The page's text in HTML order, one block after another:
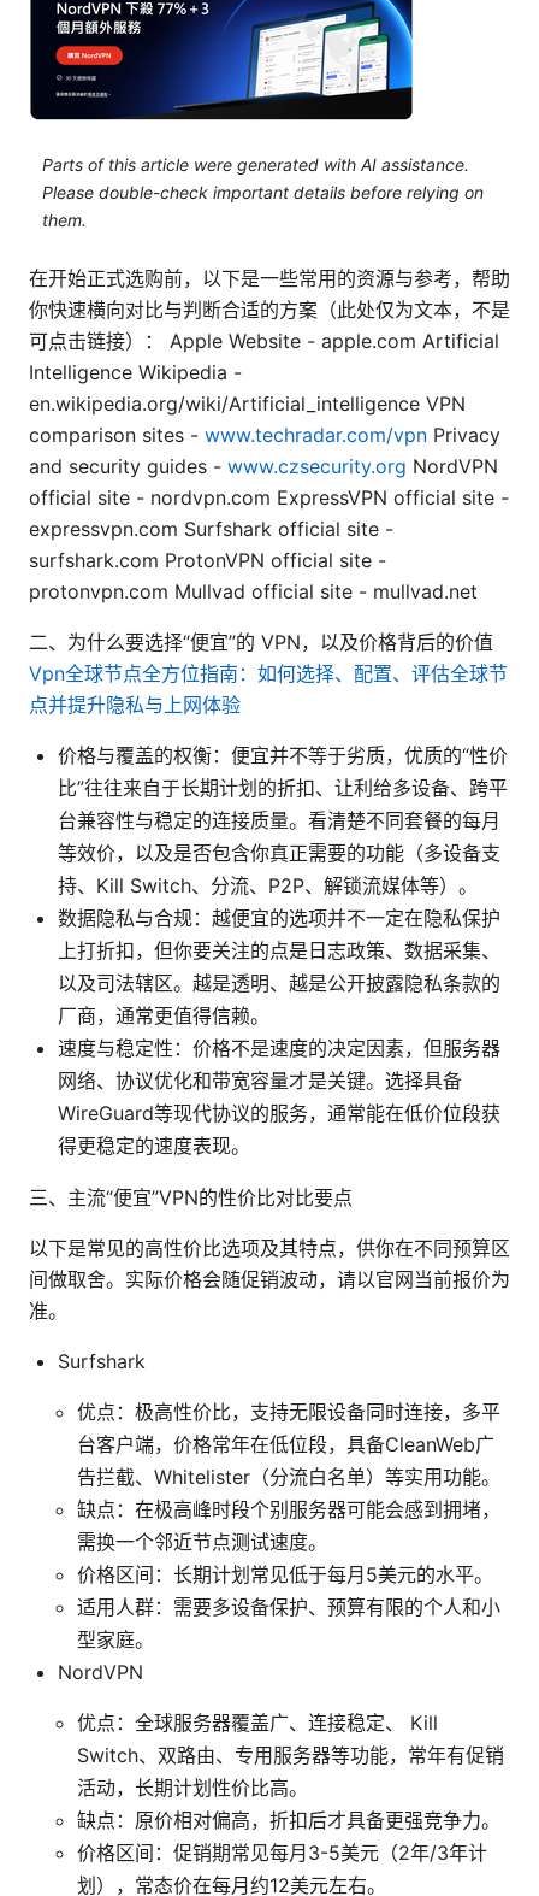
Parts of this article were generated with AI assistance.
Please double-check important details before relying on
them.
在开始正式选购前，以下是一些常用的资源与参考，帮助
你快速横向对比与判断合适的方案（此处仅为文本，不是
可点击链接）： Apple Website - apple.com Artificial
Intelligence Wikipedia -
en.wikipedia.org/wiki/Artificial_intelligence VPN
comparison sites - www.techradar.com/vpn Privacy
and security guides - www.czsecurity.org NordVPN
official site - nordvpn.com ExpressVPN official site -
expressvpn.com Surfshark official site -
surfshark.com ProtonVPN official site -
protonvpn.com Mullvad official site - mullvad.net
二、为什么要选择“便宜”的 VPN，以及价格背后的价值
Vpn全球节点全方位指南：如何选择、配置、评估全球节
点并提升隐私与上网体验
价格与覆盖的权衡：便宜并不等于劣质，优质的“性价
比”往往来自于长期计划的折扣、让利给多设备、跨平
台兼容性与稳定的连接质量。看清楚不同套餐的每月
等效价，以及是否包含你真正需要的功能（多设备支
持、Kill Switch、分流、P2P、解锁流媒体等）。
数据隐私与合规：越便宜的选项并不一定在隐私保护
上打折扣，但你要关注的点是日志政策、数据采集、
以及司法辖区。越是透明、越是公开披露隐私条款的
厂商，通常更值得信赖。
速度与稳定性：价格不是速度的决定因素，但服务器
网络、协议优化和带宽容量才是关键。选择具备
WireGuard等现代协议的服务，通常能在低价位段获
得更稳定的速度表现。
三、主流“便宜”VPN的性价比对比要点
以下是常见的高性价比选项及其特点，供你在不同预算区
间做取舍。实际价格会随促销波动，请以官网当前报价为
准。
Surfshark
优点：极高性价比，支持无限设备同时连接，多平
台客户端，价格常年在低位段，具备CleanWeb广
告拦截、Whitelister（分流白名单）等实用功能。
缺点：在极高峰时段个别服务器可能会感到拥堵，
需换一个邻近节点测试速度。
价格区间：长期计划常见低于每月5美元的水平。
适用人群：需要多设备保护、预算有限的个人和小
型家庭。
NordVPN
优点：全球服务器覆盖广、连接稳定、 Kill
Switch、双路由、专用服务器等功能，常年有促销
活动，长期计划性价比高。
缺点：原价相对偏高，折扣后才具备更强竞争力。
价格区间：促销期常见每月3-5美元（2年/3年计
划），常态价在每月约12美元左右。